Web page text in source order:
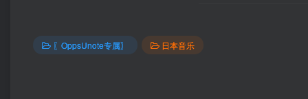
〖OppsUnote专属〗 日本音乐